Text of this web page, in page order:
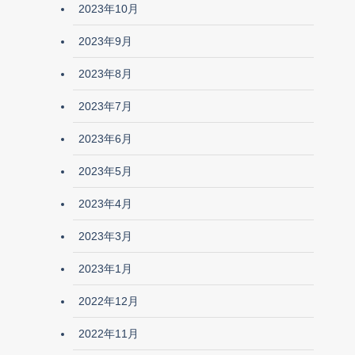
2023年10月
2023年9月
2023年8月
2023年7月
2023年6月
2023年5月
2023年4月
2023年3月
2023年1月
2022年12月
2022年11月